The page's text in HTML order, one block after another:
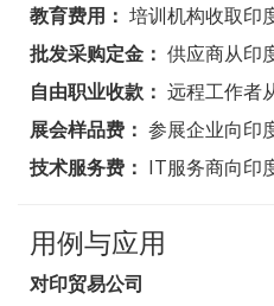
教育费用： 培训机构收取印
批发采购定金： 供应商从印
自由职业收款： 远程工作者
展会样品费： 参展企业向印
技术服务费： IT服务商向印
用例与应用
对印贸易公司